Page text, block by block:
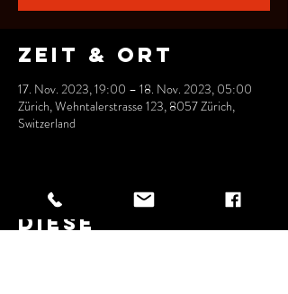
Zeit & Ort
17. Nov. 2023, 19:00 – 18. Nov. 2023, 05:00
Zürich, Wehntalerstrasse 123, 8057 Zürich,
Switzerland
Diese